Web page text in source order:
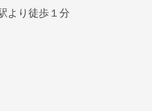
より徒歩１分